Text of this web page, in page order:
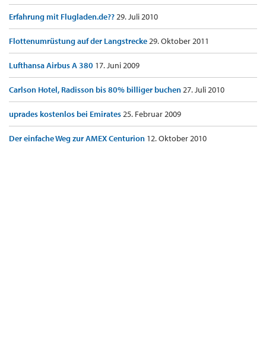
Erfahrung mit Flugladen.de??29. Juli 2010
Flottenumrüstung auf der Langstrecke29. Oktober 2011
Lufthansa Airbus A 380 17. Juni 2009
Carlson Hotel, Radisson bis 80% billiger buchen27. Juli 2010
uprades kostenlos bei Emirates25. Februar 2009
Der einfache Weg zur AMEX Centurion 12. Oktober 2010